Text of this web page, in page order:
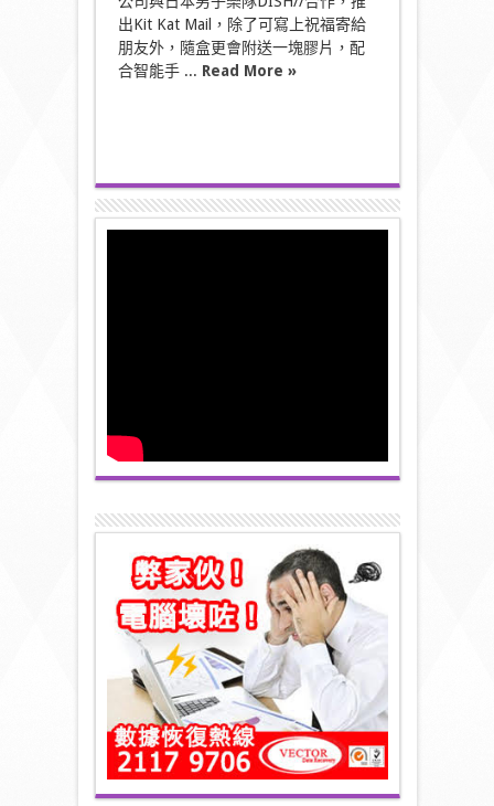
出Kit Kat Mail，除了可寫上祝福寄給
朋友外，隨盒更會附送一塊膠片，配
合智能手 ... Read More »